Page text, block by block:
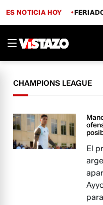
ES NOTICIA HOY
CHAMPIONS LEAGUE
El